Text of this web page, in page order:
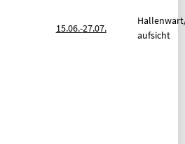
15.06.-27.07.
aufsicht